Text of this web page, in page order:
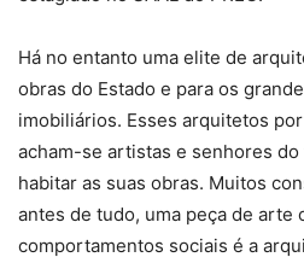
Há no entanto uma elite de
obras do Estado e para os
imobiliários. Esses arquitetos
acham-se artistas e senhores
habitar as suas obras. Muitos
antes de tudo, uma peça de arte
comportamentos sociais é a